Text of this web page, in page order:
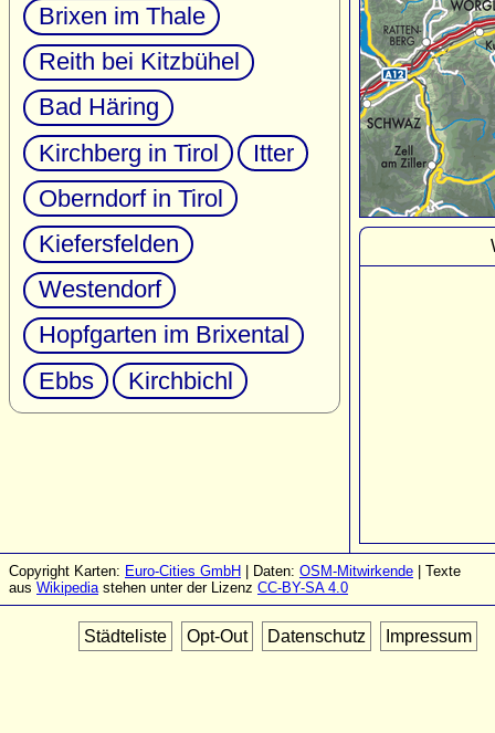
Brixen im Thale
Reith bei Kitzbühel
Bad Häring
Kirchberg in Tirol
Itter
Oberndorf in Tirol
Kiefersfelden
Westendorf
Hopfgarten im Brixental
Ebbs
Kirchbichl
Copyright Karten: Euro-Cities GmbH | Daten: OSM-Mitwirkende | Texte
aus Wikipediastehen unter der Lizenz CC-BY-SA 4.0
Städteliste Opt-Out Datenschutz Impressum